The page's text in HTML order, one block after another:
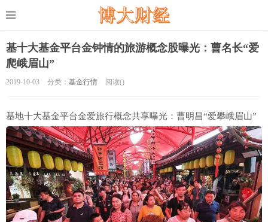
基十大基金平台金钟情的旅游概念股曝光：曹名长“爱
爬峨眉山”
2019-10-03 分类： 基金行情 阅读()
基地十大基金平台金爱旅行概念共享曝光：曹明昌“爱攀峨眉山”